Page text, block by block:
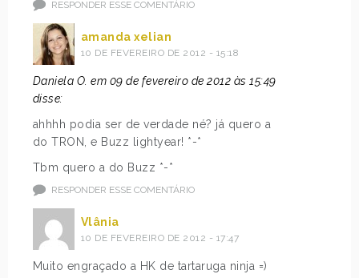
RESPONDER ESSE COMENTÁRIO
amanda xelian
10 DE FEVEREIRO DE 2012 - 15:18
Daniela O. em 09 de fevereiro de 2012 às 15:49
disse:
ahhhh podia ser de verdade né? já quero a
do TRON, e Buzz lightyear! *-*
Tbm quero a do Buzz *-*
RESPONDER ESSE COMENTÁRIO
Vlânia
10 DE FEVEREIRO DE 2012 - 17:47
Muito engraçado a HK de tartaruga ninja =)